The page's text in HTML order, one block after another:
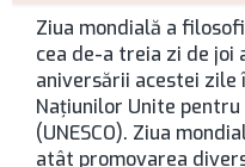
Ziua mondială a
cea de-a treia zi de joi
aniversării acestei zile
Naţiunilor Unite
(UNESCO). Ziua
atât promovarea